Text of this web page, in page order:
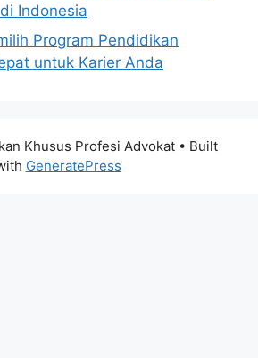
Indonesia
Program Pendidikan
untuk Karier Anda
Khusus Profesi Advokat • Built
GeneratePress